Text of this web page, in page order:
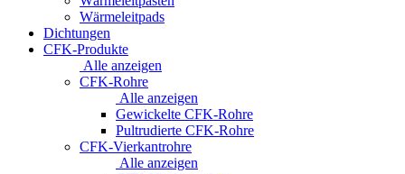
Wärmeleitpads
Dichtungen
CFK-Produkte
Alle anzeigen
CFK-Rohre
Alle anzeigen
Gewickelte CFK-Rohre
Pultrudierte CFK-Rohre
CFK-Vierkantrohre
Alle anzeigen